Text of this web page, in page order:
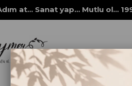
at... Sanat yap... Mutlu ol...